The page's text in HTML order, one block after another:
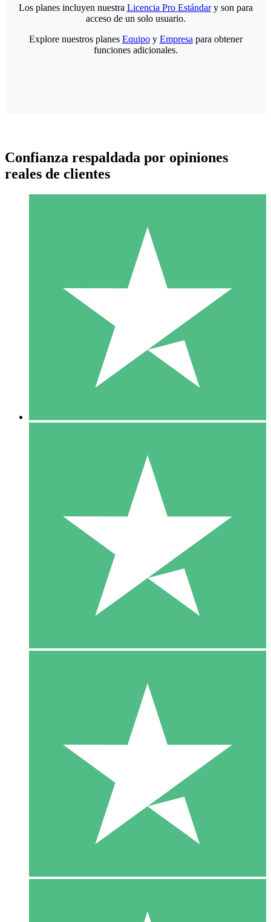
Paquetes de Créditos Individuales
Paga según el uso con créditos de descarga. Sin compromiso
10 00
10 Descargas
20 00
Los planes incluyen nuestra Licencia Pro Estándary son para
acceso de un solo usuario.
Explore nuestros planes Equipoy Empresa para obtener
funciones adicionales.
Confianza respaldada por opiniones
reales de clientes